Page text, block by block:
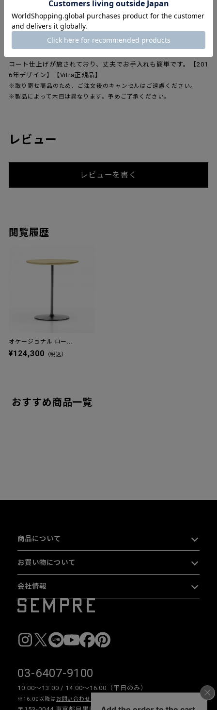
は、非常にシンプルで美しいデザインです。3つの高さがあり、ロ
ーテーブルとして、また一般的なサイドテーブルとして、様々な
用途に使用できます。天板の裏側は中心部からエッジにかけて丸
みを帯びており、天板の素材は、ナチュラルオーク、アメリカン
コート仕上げが施されており、丈夫でお手入れも簡単です。【201
6年デザイン】【Vitra正規品】
※取り寄せ商品のため、ご注文後のキャンセルはご遠慮ください。
※製品によって木目は異なります。予めご了承ください。
レビュー
レビューを書く
閲覧履歴
オケージョナル ロー...
¥124,300 （税込）
おすすめ商品一覧
商品について
お買い物について
会社情報
03-6407-9100
10:00〜13:00 / 14:00〜16:00（平日のみ）
※16:00以降は お問い合わせフォーム